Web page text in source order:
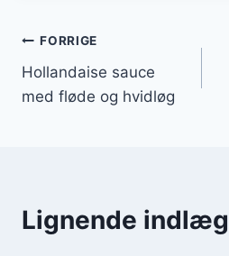
FORRIGE
Hollandaise sauce
med fløde og hvidløg
Lignende indlæg